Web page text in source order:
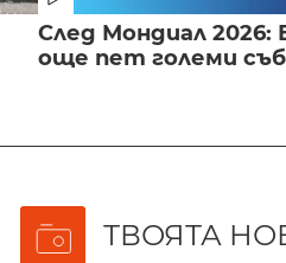
След Мондиал 2026:
още пет големи
ТВОЯТА